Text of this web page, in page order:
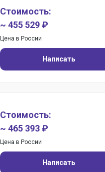
Стоимость:
~ 455 529 ₽
Цена в России
Написать
Стоимость:
~ 465 393 ₽
Цена в России
Написать